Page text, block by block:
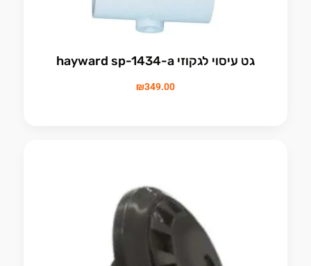
גט עיסוי לגקוזי hayward sp-1434-a
₪349.00